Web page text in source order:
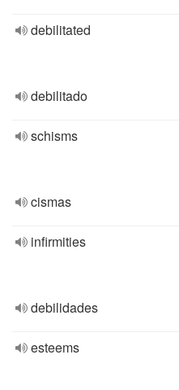
debilitated
debilitado
schisms
cismas
infirmities
debilidades
esteems